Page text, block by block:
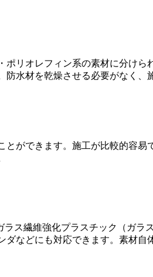
ポリオレフィン系の素材に分け
水材を乾燥させる必要がなく、
ができます。施工が比較的容
ス繊維強化プラスチック（ガ
などにも対応できます。素材